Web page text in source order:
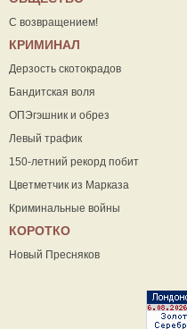
С возвращением!
КРИМИНАЛ
Дерзость скотокрадов
Бандитская воля
ОПЭгэшник и обрез
Левый трафик
150-летний рекорд побит
Цветметчик из Марказа
Криминальные войны
КОРОТКО
Новый Пресняков